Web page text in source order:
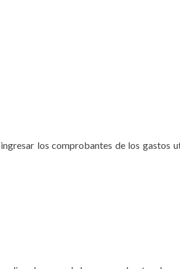
los comprobantes de los gastos